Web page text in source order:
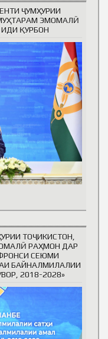
ҶУМҲУРИИ
ЭМОМАЛӢ
ҚУРБОН
ТОҶИКИСТОН,
РАҲМОН ДАР
СЕЮМИ
БАЙНАЛМИЛАЛИИ
2018-2028»